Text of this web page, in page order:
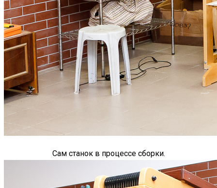
Сам станок в процессе сборки.